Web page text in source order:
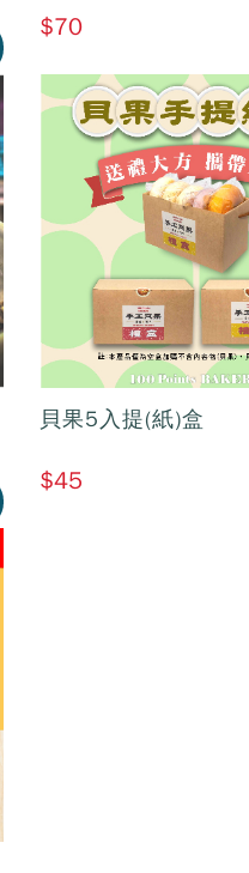
加入購物車
$70
加入購物車
貝果5入提(紙)盒
$45